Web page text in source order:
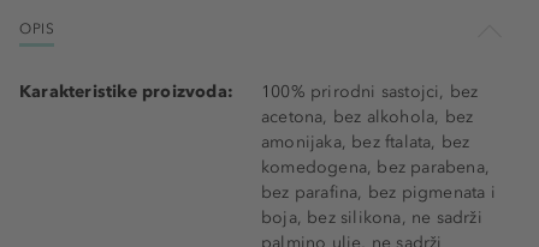
OPIS
Karakteristike proizvoda:
100% prirodni sastojci, bez
acetona, bez alkohola, bez
amonijaka, bez ftalata, bez
komedogena, bez parabena,
bez parafina, bez pigmenata i
boja, bez silikona, ne sadrži
palmino ulje, ne sadrži